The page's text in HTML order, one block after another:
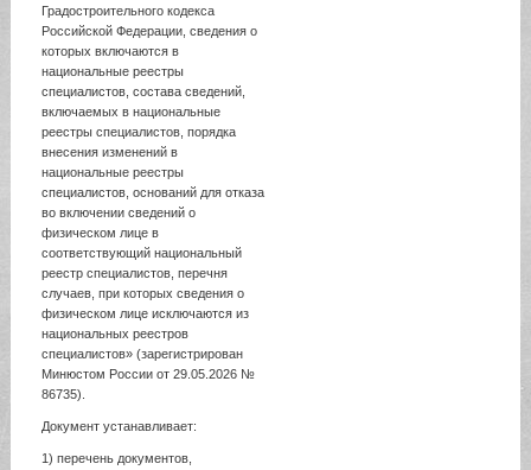
Градостроительного кодекса
Российской Федерации, сведения о
которых включаются в
национальные реестры
специалистов, состава сведений,
включаемых в национальные
реестры специалистов, порядка
внесения изменений в
национальные реестры
специалистов, оснований для отказа
во включении сведений о
физическом лице в
соответствующий национальный
реестр специалистов, перечня
случаев, при которых сведения о
физическом лице исключаются из
национальных реестров
специалистов» (зарегистрирован
Минюстом России от 29.05.2026 №
86735).
Документ устанавливает:
1) перечень документов,